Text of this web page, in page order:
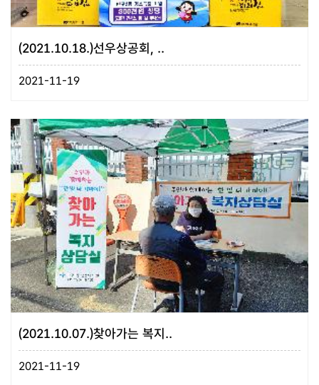
(2021.10.18.)선우상공회, ..
2021-11-19
(2021.10.07.)찾아가는 복지..
2021-11-19